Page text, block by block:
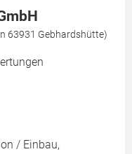
63931 Gebhardshütte)
/ Einbau,